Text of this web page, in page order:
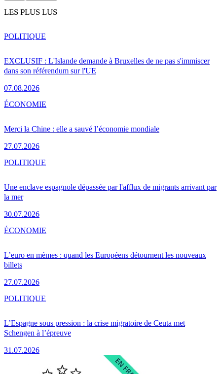
LES PLUS LUS
EXCLUSIF : L'Islande demande à Bruxelles de ne pas s'immiscer
dans son référendum sur l'UE
07.08.2026
POLITIQUE
Merci la Chine : elle a sauvé l’économie mondiale
27.07.2026
ÉCONOMIE
Une enclave espagnole dépassée par l'afflux de migrants arrivant par
la mer
30.07.2026
POLITIQUE
L’euro en mèmes : quand les Européens détournent les nouveaux
billets
27.07.2026
ÉCONOMIE
L’Espagne sous pression : la crise migratoire de Ceuta met
Schengen à l’épreuve
31.07.2026
POLITIQUE